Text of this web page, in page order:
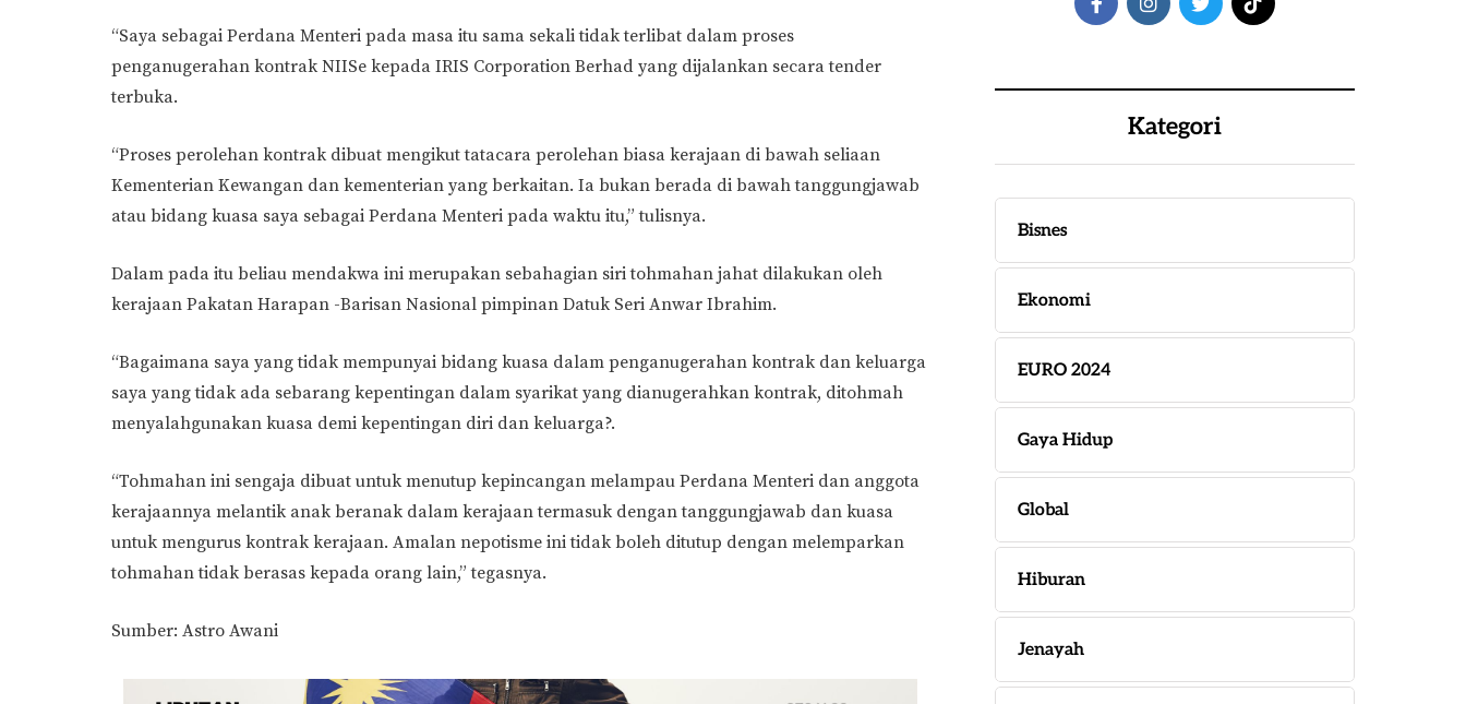
“Saya sebagai Perdana Menteri pada masa itu sama sekali tidak terlibat dalam proses
penganugerahan kontrak NIISe kepada IRIS Corporation Berhad yang dijalankan secara tender
terbuka.
“Proses perolehan kontrak dibuat mengikut tatacara perolehan biasa kerajaan di bawah seliaan
Kementerian Kewangan dan kementerian yang berkaitan. Ia bukan berada di bawah tanggungjawab
atau bidang kuasa saya sebagai Perdana Menteri pada waktu itu,” tulisnya.
Dalam pada itu beliau mendakwa ini merupakan sebahagian siri tohmahan jahat dilakukan oleh
kerajaan Pakatan Harapan -Barisan Nasional pimpinan Datuk Seri Anwar Ibrahim.
“Bagaimana saya yang tidak mempunyai bidang kuasa dalam penganugerahan kontrak dan keluarga
saya yang tidak ada sebarang kepentingan dalam syarikat yang dianugerahkan kontrak, ditohmah
menyalahgunakan kuasa demi kepentingan diri dan keluarga?.
“Tohmahan ini sengaja dibuat untuk menutup kepincangan melampau Perdana Menteri dan anggota
kerajaannya melantik anak beranak dalam kerajaan termasuk dengan tanggungjawab dan kuasa
untuk mengurus kontrak kerajaan. Amalan nepotisme ini tidak boleh ditutup dengan melemparkan
tohmahan tidak berasas kepada orang lain,” tegasnya.
Sumber: Astro Awani
Kategori
Bisnes
Ekonomi
EURO 2024
Gaya Hidup
Global
Hiburan
Jenayah